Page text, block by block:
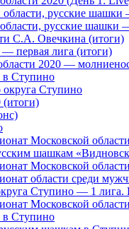
русские шашки
русские шашки
С.А. Овечкина (итоги)
первая лига (итоги)
2020 —
в Ступино
округа Ступино
Московской
шашкам
Московской
области среди
Ступино — 1 лига.
Московской
в Ступино